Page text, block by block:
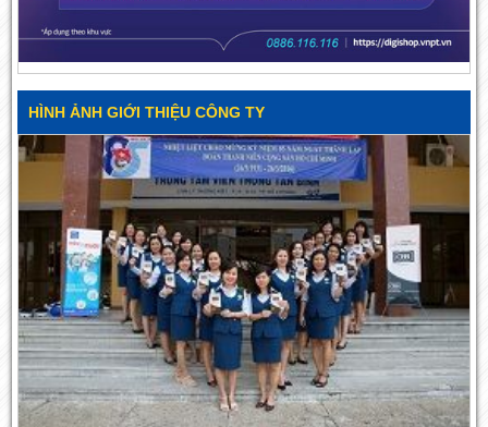
HÌNH ẢNH GIỚI THIỆU CÔNG TY